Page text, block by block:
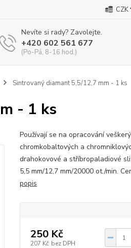
CZK
Nevíte si rady? Zavolejte.
+420 602 561 677
(Po-Pá, 8-16 hod.)
Sintrovaný diamant 5,5/12,7 mm - 1 ks
- 1 ks
Používají se na opracování
chromkobaltových a
drahokovové a stříbropaladiové
5,5 mm/12,7 mm/20000 ot./min.
popis
250 Kč
207 Kč bez DPH